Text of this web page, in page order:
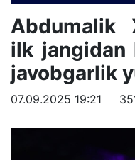
Abdumalik
ilk jangidan
javobgarlik
07.09.2025 19:21